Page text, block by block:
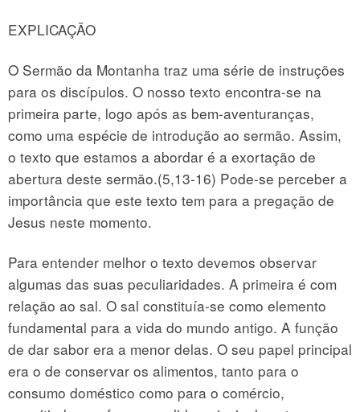
EXPLICAÇÃO
O Sermão da Montanha traz uma série de instruções
para os discípulos. O nosso texto encontra-se na
primeira parte, logo após as bem-aventuranças,
como uma espécie de introdução ao sermão. Assim,
o texto que estamos a abordar é a exortação de
abertura deste sermão.(5,13-16) Pode-se perceber a
importância que este texto tem para a pregação de
Jesus neste momento.
Para entender melhor o texto devemos observar
algumas das suas peculiaridades. A primeira é com
relação ao sal. O sal constituía-se como elemento
fundamental para a vida do mundo antigo. A função
de dar sabor era a menor delas. O seu papel principal
era o de conservar os alimentos, tanto para o
consumo doméstico como para o comércio,